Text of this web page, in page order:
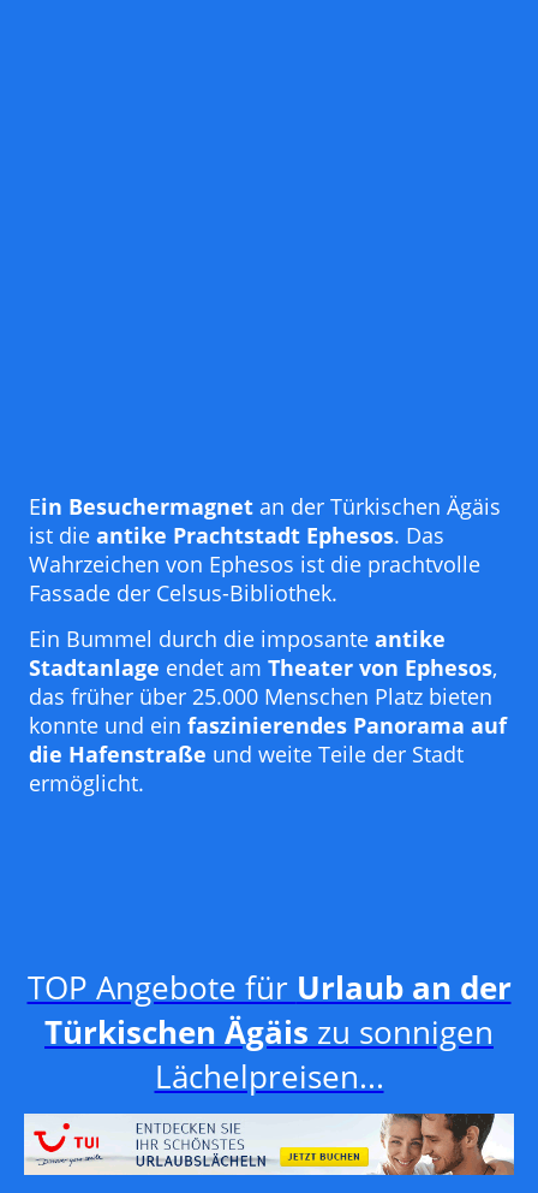
Ein Besuchermagnet an der Türkischen Ägäis
ist die antike Prachtstadt Ephesos. Das
Wahrzeichen von Ephesos ist die prachtvolle
Fassade der Celsus-Bibliothek.
Ein Bummel durch die imposante antike
Stadtanlage endet am Theater von Ephesos,
das früher über 25.000 Menschen Platz bieten
konnte und ein faszinierendes Panorama auf
die Hafenstraße und weite Teile der Stadt
ermöglicht.
TOP Angebote für Urlaub an der
Türkischen Ägäis zu sonnigen
Lächelpreisen...